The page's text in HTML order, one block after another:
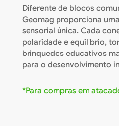
Diferente de blocos
Geomag proporciona
sensorial única. Cada
polaridade e equilíbrio,
brinquedos educativos
para o desenvolvimento
*Para compras em